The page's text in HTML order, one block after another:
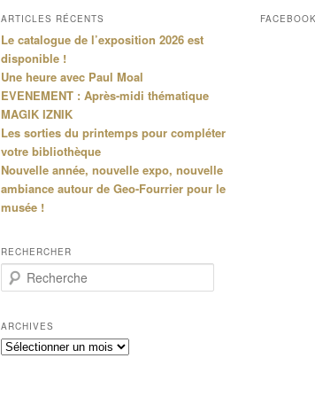
ARTICLES RÉCENTS
Le catalogue de l’exposition 2026 est
disponible !
Une heure avec Paul Moal
EVENEMENT : Après-midi thématique
MAGIK IZNIK
Les sorties du printemps pour compléter
votre bibliothèque
Nouvelle année, nouvelle expo, nouvelle
ambiance autour de Geo-Fourrier pour le
musée !
RECHERCHER
e
h
e
r
ARCHIVES
Archives